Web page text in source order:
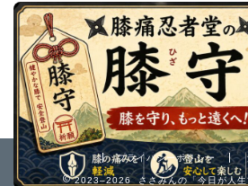
プライバシーポリシー
2023–2026 ささみんの「今日が人生